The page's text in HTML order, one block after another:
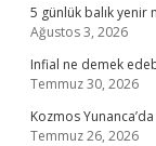
5 günlük balık yenir
Ağustos 3, 2026
Infial ne demek
Temmuz 30, 2026
Kozmos
Temmuz 26, 2026